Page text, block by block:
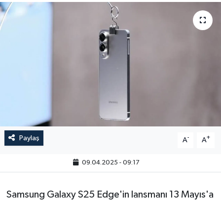
Paylaş A- A+
09.04.2025 - 09:17
Samsung Galaxy S25 Edge'in lansmanı 13 Mayıs'a